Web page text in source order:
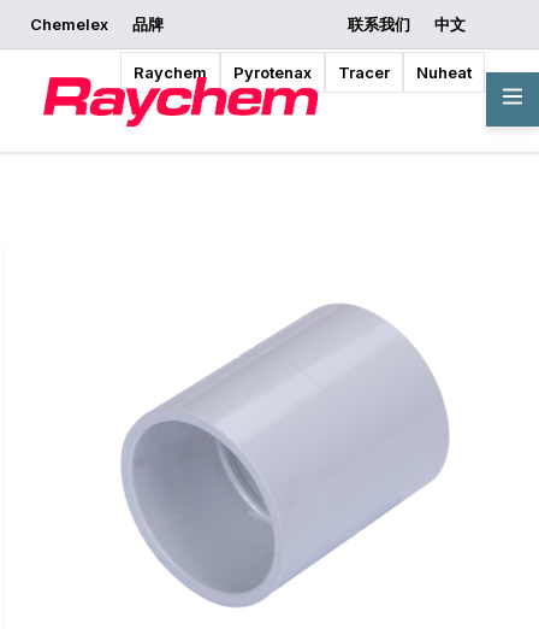
Chemelex 品牌
Raychem Pyrotenax Tracer Nuheat
联系我们
中文
索取报价
开始设计